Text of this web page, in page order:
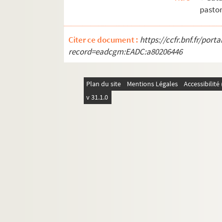
Ms Chiflet 32. « Adversaria et
Ms Chiflet 34. Troisième tome des «
Ms Chiflet 35. Quatrième tome des «
Ms Chiflet 37. « Composition des
Ms Chiflet 38. Première conquête de la
Citer ce document : https://ccfr.bnf.fr/
record=eadcgm:EADC:a80206446
Plan du site Mentions Légales
v 31.1.0